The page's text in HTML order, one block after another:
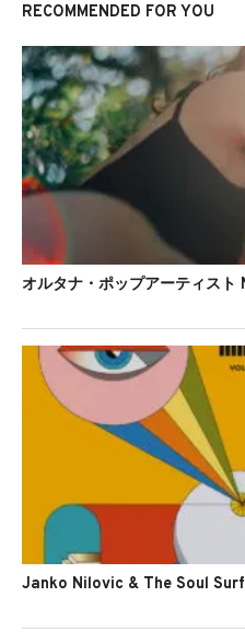
RECOMMENDED FOR YOU
オルタナ・ポップアーティス
Janko Nilovic & The Soul